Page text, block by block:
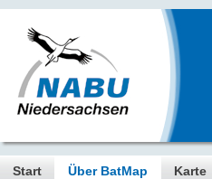
Start Über BatMap Karte